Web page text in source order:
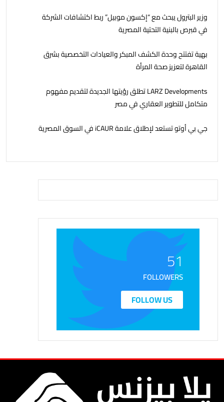
وزير البترول يبحث مع “إكسون موبيل” ربط اكتشافات الشركة
في قبرص بالبنية التحتية المصرية
بهية تفتتح وحدة الكشف المبكر والعيادات التخصصية بشرق
القاهرة لتعزيز صحة المرأة
LARZ Developments تطلق رؤيتها الجديدة لتقديم مفهوم
متكامل للتطوير العقاري في مصر
جي بي أوتو تستعد لإطلاق علامة iCAUR في السوق المصرية
51
FOLLOWERS
FOLLOW US